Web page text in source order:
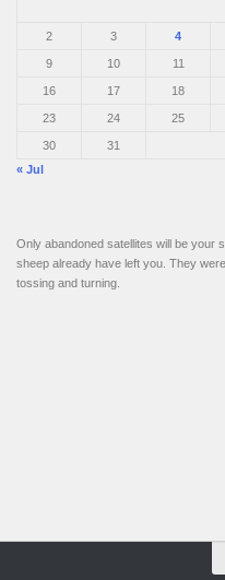
2 3 4
9 10 11
16 17 18
23 24 25
30
31
« Jul
Only abandoned satellites will be your
sheep already have left you. They
tossing and turning.